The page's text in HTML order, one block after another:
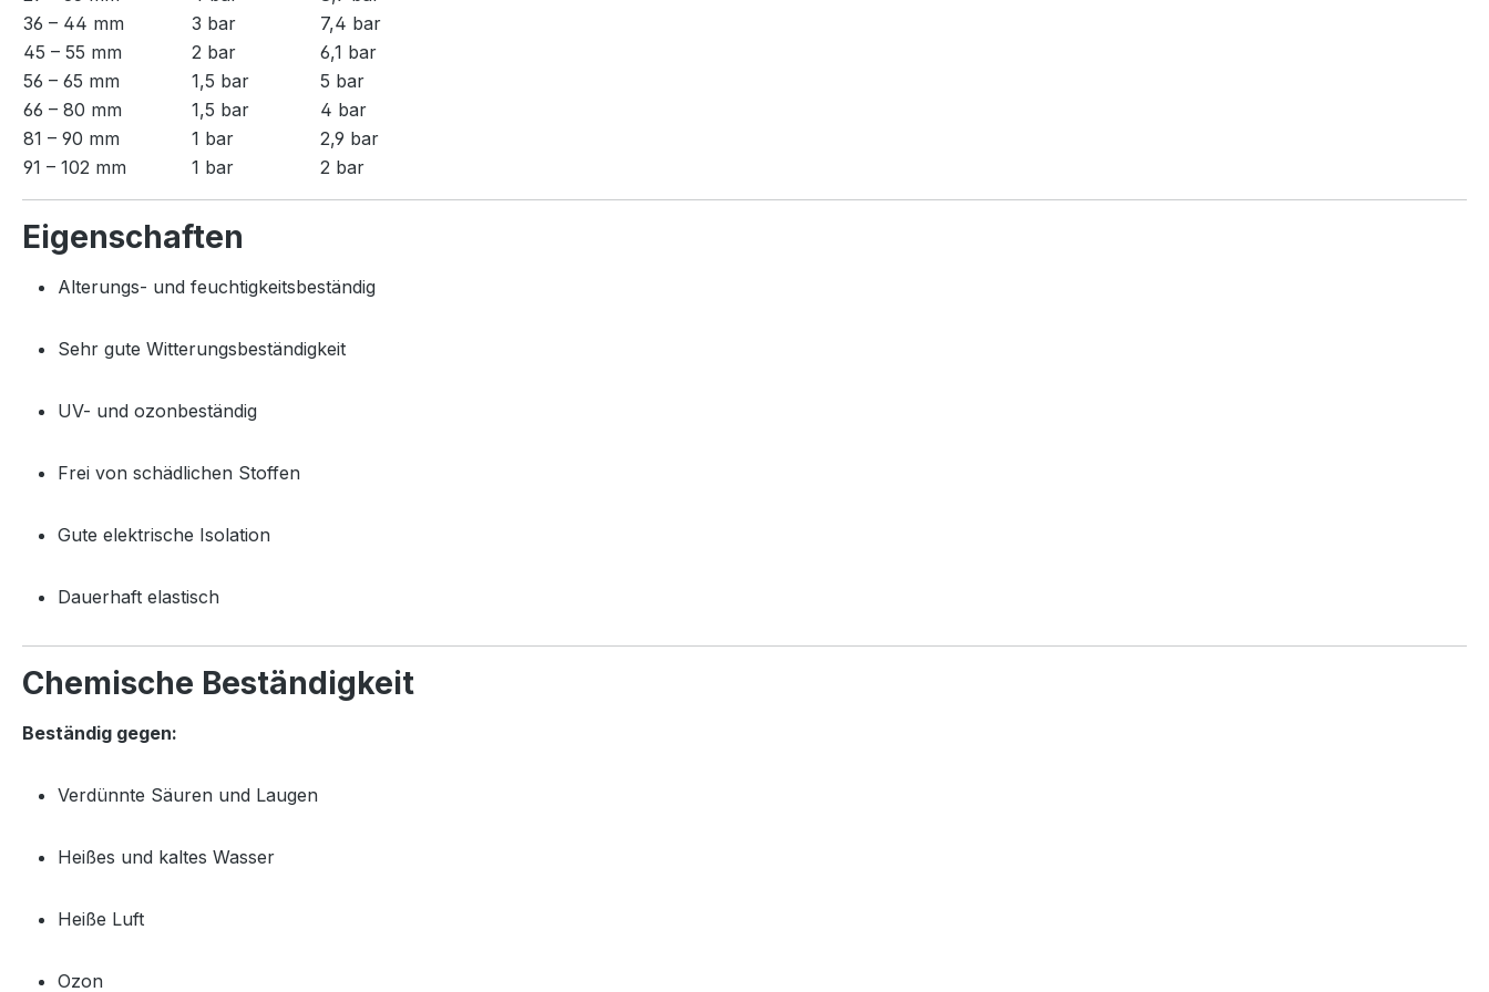
36 – 44 mm
3 bar
7,4 bar
45 – 55 mm
2 bar
6,1 bar
56 – 65 mm
1,5 bar
5 bar
66 – 80 mm
1,5 bar
4 bar
81 – 90 mm
1 bar
2,9 bar
91 – 102 mm
1 bar 2 bar
Eigenschaften
Alterungs- und feuchtigkeitsbeständig
Sehr gute Witterungsbeständigkeit
UV- und ozonbeständig
Frei von schädlichen Stoffen
Gute elektrische Isolation
Dauerhaft elastisch
Chemische Beständigkeit
Beständig gegen:
Verdünnte Säuren und Laugen
Heißes und kaltes Wasser
Heiße Luft
Ozon